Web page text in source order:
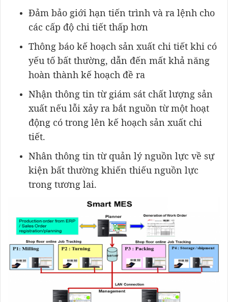
Đảm bảo giới hạn tiến trình và ra lệnh cho
các cấp độ chi tiết thấp hơn
Thông báo kế hoạch sản xuất chi tiết khi có
yếu tố bất thường, dẫn đến mất khả năng
hoàn thành kế hoạch đề ra
Nhận thông tin từ giám sát chất lượng sản
xuất nếu lỗi xảy ra bắt nguồn từ một hoạt
động có trong lên kế hoạch sản xuất chi
tiết.
Nhân thông tin từ quản lý nguồn lực về sự
kiện bất thường khiến thiếu nguồn lực
trong tương lai.